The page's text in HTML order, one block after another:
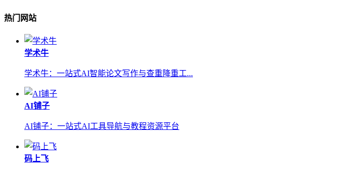
热门网站
学术牛
学术牛：一站式AI智能论文写作与查重降重工...
AI铺子
AI铺子：一站式AI工具导航与教程资源平台
码上飞